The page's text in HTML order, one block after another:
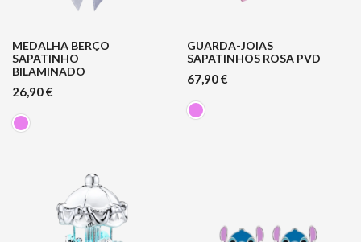
MEDALHA BERÇO
SAPATINHO
BILAMINADO
26,90€
GUARDA-JOIAS
SAPATINHOS ROSA PVD
67,90€